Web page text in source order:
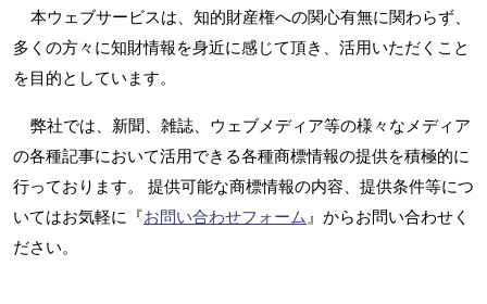
本ウェブサービスは、知的財産権への関心有無に関わらず、
多くの方々に知財情報を身近に感じて頂き、活用いただくこと
を目的としています。
弊社では、新聞、雑誌、ウェブメディア等の様々なメディア
の各種記事において活用できる各種商標情報の提供を積極的に
行っております。 提供可能な商標情報の内容、提供条件等につ
いてはお気軽に『お問い合わせフォーム 』からお問い合わせく
ださい。